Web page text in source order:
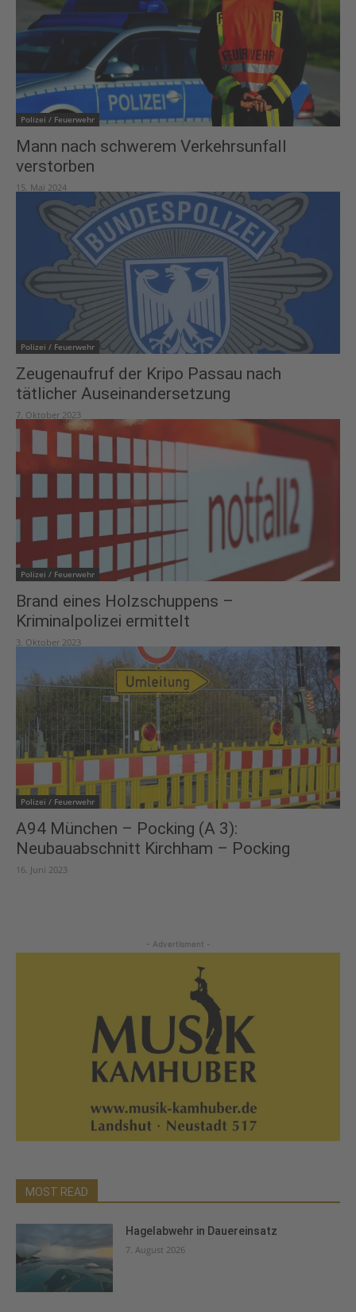
Polizei / Feuerwehr
Mann nach schwerem Verkehrsunfall
verstorben
15. Mai 2024
Polizei / Feuerwehr
Zeugenaufruf der Kripo Passau nach
tätlicher Auseinandersetzung
7. Oktober 2023
Polizei / Feuerwehr
Brand eines Holzschuppens –
Kriminalpolizei ermittelt
3. Oktober 2023
Polizei / Feuerwehr
A94 München – Pocking (A 3):
Neubauabschnitt Kirchham – Pocking
16. Juni 2023
- Advertisment -
MOST READ
Hagelabwehr in Dauereinsatz
7. August 2026